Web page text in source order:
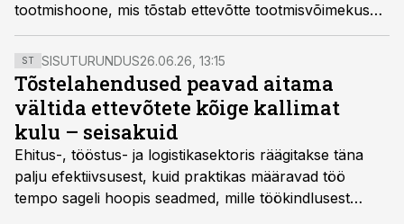
tootmishoone, mis tõstab ettevõtte tootmisvõimekuse
viiekordseks.
ST SISUTURUNDUS26.06.26, 13:15
Tõstelahendused peavad aitama
vältida ettevõtete kõige kallimat
kulu – seisakuid
Ehitus-, tööstus- ja logistikasektoris räägitakse täna
palju efektiivsusest, kuid praktikas määravad töö
tempo sageli hoopis seadmed, mille töökindlusest